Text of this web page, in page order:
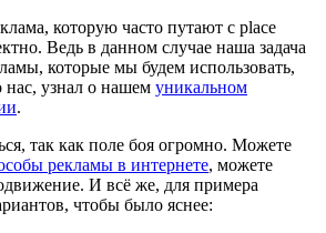
которую часто путают с place
Ведь в данном случае наша задача
которые мы будем использовать,
нас, узнал о нашем уникальном
.
так как поле боя огромно. Можете
рекламы в интернете, можете
И всё же, для примера
чтобы было яснее: